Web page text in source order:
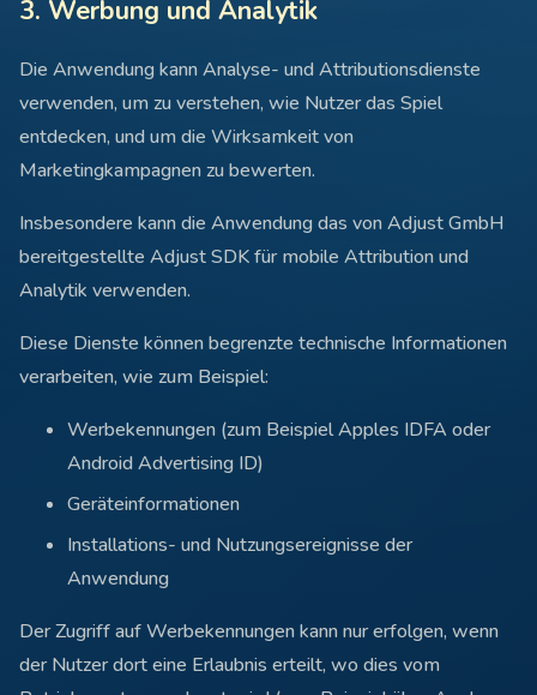
3. Werbung und Analytik
Die Anwendung kann Analyse- und Attributionsdienste
verwenden, um zu verstehen, wie Nutzer das Spiel
entdecken, und um die Wirksamkeit von
Marketingkampagnen zu bewerten.
Insbesondere kann die Anwendung das von Adjust GmbH
bereitgestellte Adjust SDK für mobile Attribution und
Analytik verwenden.
Diese Dienste können begrenzte technische Informationen
verarbeiten, wie zum Beispiel:
Werbekennungen (zum Beispiel Apples IDFA oder
Android Advertising ID)
Geräteinformationen
Installations- und Nutzungsereignisse der
Anwendung
Der Zugriff auf Werbekennungen kann nur erfolgen, wenn
der Nutzer dort eine Erlaubnis erteilt, wo dies vom